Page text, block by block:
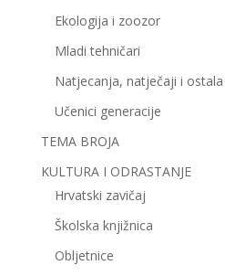
Ekologija i zoozor
Mladi tehničari
Natjecanja, natječaji i
Učenici generacije
TEMA BROJA
KULTURA I ODRASTANJE
Hrvatski zavičaj
Školska knjižnica
Obljetnice